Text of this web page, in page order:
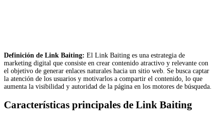
Definición de Link Baiting: El Link Baiting es una estrategia de
marketing digital que consiste en crear contenido atractivo y relevante con
el objetivo de generar enlaces naturales hacia un sitio web. Se busca captar
la atención de los usuarios y motivarlos a compartir el contenido, lo que
aumenta la visibilidad y autoridad de la página en los motores de búsqueda.
Características principales de Link Baiting